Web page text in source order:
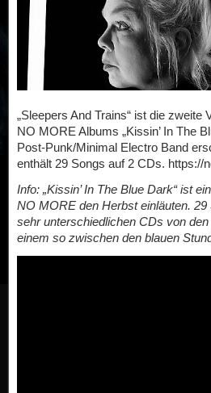
„Sleepers And Trains“ ist die zweite
NO MORE Albums „Kissin’ In The
Post-Punk/Minimal Electro Band
enthält 29 Songs auf 2 CDs. https://
Info: „Kissin’ In The Blue Dark“ ist
NO MORE den Herbst einläuten.
sehr unterschiedlichen CDs von
einem so zwischen den blauen